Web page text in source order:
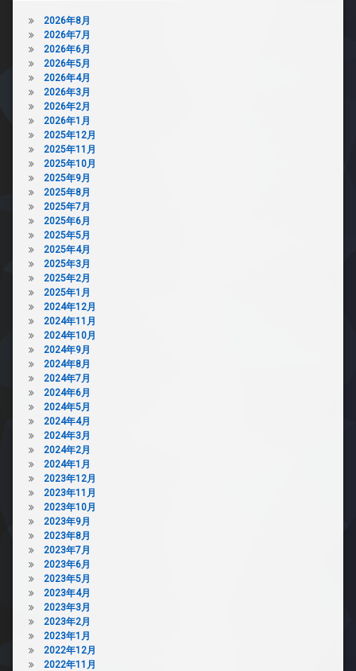
2026年8月
2026年7月
2026年6月
2026年5月
2026年4月
2026年3月
2026年2月
2026年1月
2025年12月
2025年11月
2025年10月
2025年9月
2025年8月
2025年7月
2025年6月
2025年5月
2025年4月
2025年3月
2025年2月
2025年1月
2024年12月
2024年11月
2024年10月
2024年9月
2024年8月
2024年7月
2024年6月
2024年5月
2024年4月
2024年3月
2024年2月
2024年1月
2023年12月
2023年11月
2023年10月
2023年9月
2023年8月
2023年7月
2023年6月
2023年5月
2023年4月
2023年3月
2023年2月
2023年1月
2022年12月
2022年11月